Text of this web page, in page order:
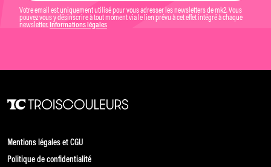
Votre email est uniquement utilisé pour vous adresser les newsletters de mk2. Vous
pouvez vous y désinscrire à tout moment via le lien prévu à cet effet intégré à chaque
newsletter. Informations légales
Mentions légales et CGU
Politique de confidentialité